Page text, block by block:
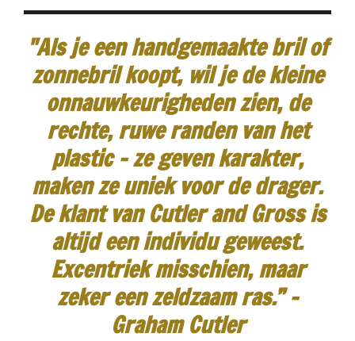
"Als je een handgemaakte bril of
zonnebril koopt, wil je de kleine
onnauwkeurigheden zien, de
rechte, ruwe randen van het
plastic - ze geven karakter,
maken ze uniek voor de drager.
De klant van Cutler and Gross is
altijd een individu geweest.
Excentriek misschien, maar
zeker een zeldzaam ras.” -
Graham Cutler